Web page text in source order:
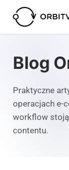
Blog
Praktyczne
operacjach e-
workflow
contentu.